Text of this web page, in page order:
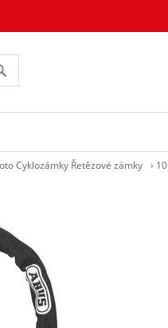
Cyklozámky Řetězové zámky ›